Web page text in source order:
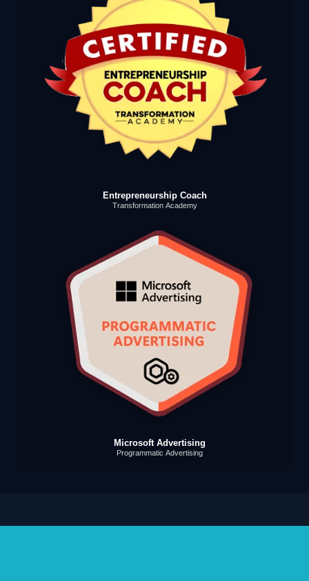
Entrepreneurship Coach
Transformation Academy
Microsoft Advertising
Programmatic Advertising